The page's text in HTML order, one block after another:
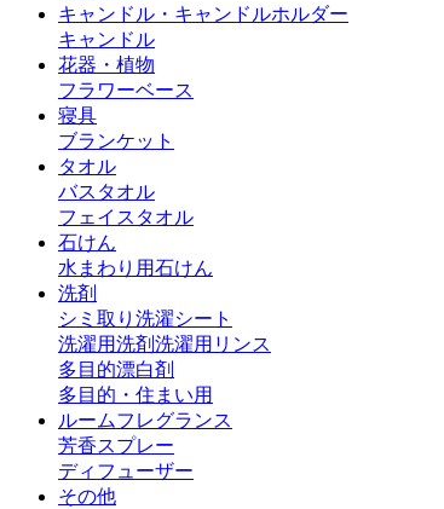
キャンドル・キャンドルホルダー
キャンドル
花器・植物
フラワーベース
寝具
ブランケット
タオル
バスタオル
フェイスタオル
石けん
水まわり用石けん
洗剤
シミ取り 洗濯シート
洗濯用洗剤洗濯用リンス
多目的漂白剤
多目的・住まい用
ルームフレグランス
芳香スプレー
ディフューザー
その他